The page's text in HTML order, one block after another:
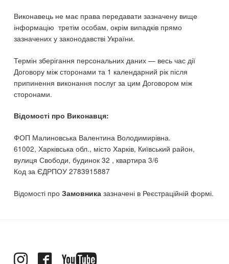
Виконавець не має права передавати зазначену вище
інформацію третім особам, окрім випадків прямо
зазначених у законодавстві України.
Термін зберігання персональних даних — весь час дії
Договору між сторонами та 1 календарний рік після
припинення виконання послуг за цим Договором між
сторонами.
Відомості про Виконавця:
ФОП Малиновська Валентина Володимирівна.
61002, Харківська обл., місто Харків, Київський район,
вулиця Свободи, будинок 32 , квартира 3/6
Код за ЄДРПОУ 2783915887
Відомості проЗамовниказазначені в Реєстраційній формі.